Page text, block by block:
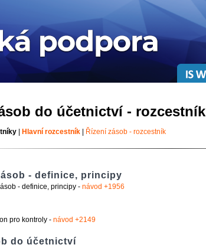
do účetnictví - rozcestník
| Hlavní rozcestník Řízení zásob - rozcestník
- definice, principy
- definice, principy - návod +1956
pro kontroly - návod +2149
do účetnictví